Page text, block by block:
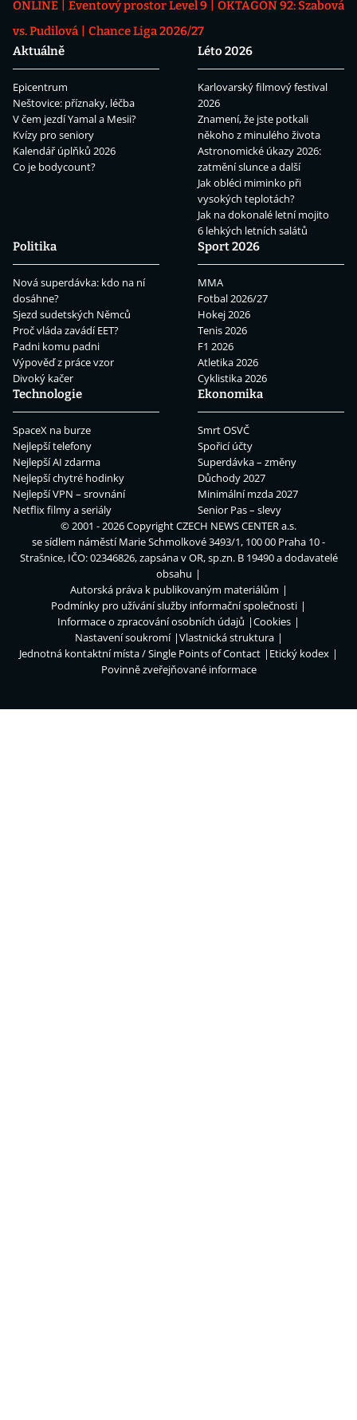
ONLINE Eventový prostor Level 9
OKTAGON 92: Szabová
vs. Pudilová
Chance Liga 2026/27
Aktuálně
Epicentrum
Neštovice: příznaky, léčba
V čem jezdí Yamal a Mesii?
Kvízy pro seniory
Kalendář úplňků 2026
Co je bodycount?
Léto 2026
Karlovarský filmový festival
2026
Znamení, že jste potkali
někoho z minulého života
Astronomické úkazy 2026:
zatmění slunce a další
Jak obléci miminko při
vysokých teplotách?
Jak na dokonalé letní mojito
6 lehkých letních salátů
Politika
Nová superdávka: kdo na ní
dosáhne?
Sjezd sudetských Němců
Proč vláda zavádí EET?
Padni komu padni
Výpověď z práce vzor
Divoký kačer
Sport 2026
MMA
Fotbal 2026/27
Hokej 2026
Tenis 2026
F1 2026
Atletika 2026
Cyklistika 2026
Technologie
SpaceX na burze
Nejlepší telefony
Nejlepší AI zdarma
Nejlepší chytré hodinky
Nejlepší VPN – srovnání
Netflix filmy a seriály
Ekonomika
Smrt OSVČ
Spořicí účty
Superdávka – změny
Důchody 2027
Minimální mzda 2027
Senior Pas – slevy
© 2001 - 2026 CopyrightCZECH NEWS CENTER a.s.
se sídlem náměstí Marie Schmolkové 3493/1, 100 00 Praha 10 -
Strašnice, IČO: 02346826, zapsána v OR, sp.zn. B 19490 a dodavatelé
obsahu
Autorská práva k publikovaným materiálům
Podmínky pro užívání služby informační společnosti
Informace o zpracování osobních údajů
Cookies
Nastavení soukromí
Vlastnická struktura
Jednotná kontaktní místa / Single Points of Contact
Etický kodex
Povinně zveřejňované informace